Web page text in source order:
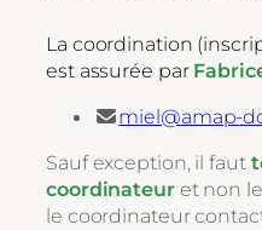
La coordination
est assurée par
miel@amap-
Sauf exception, il faut
coordinateuret non
le coordinateur